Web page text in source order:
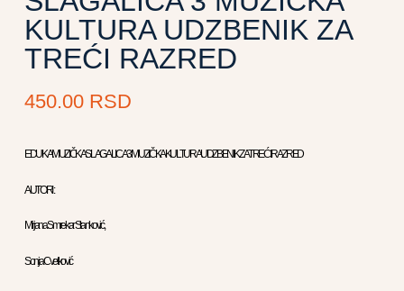
KULTURA UDZBENIK ZA
TREĆI RAZRED
450.00 RSD
EDUKA MUZIČKA SLAGALICA 3 MUZIČKA KULTURA UDZBENIK ZA TREĆI RAZRED
AUTORI :
Mirjana Smrekar Stanković,
Sonja Cvetković